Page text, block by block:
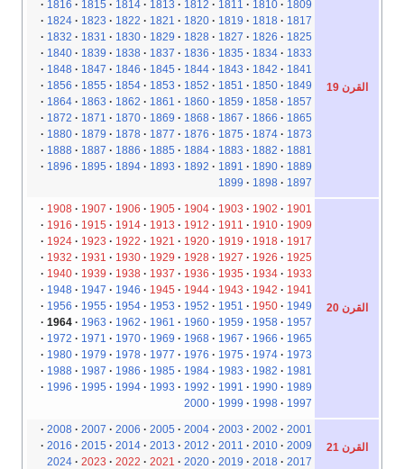
القرن 19
1809
1810
1811
1812
1813
1814
1815
1816
1817
1818
1819
1820
1821
1822
1823
1824
1825
1826
1827
1828
1829
1830
1831
1832
1833
1834
1835
1836
1837
1838
1839
1840
1841
1842
1843
1844
1845
1846
1847
1848
1849
1850
1851
1852
1853
1854
1855
1856
1857
1858
1859
1860
1861
1862
1863
1864
1865
1866
1867
1868
1869
1870
1871
1872
1873
1874
1875
1876
1877
1878
1879
1880
1881
1882
1883
1884
1885
1886
1887
1888
1889
1890
1891
1892
1893
1894
1895
1896
1897
1898
1899
القرن 20
1901
1902
1903
1904
1905
1906
1907
1908
1909
1910
1911
1912
1913
1914
1915
1916
1917
1918
1919
1920
1921
1922
1923
1924
1925
1926
1927
1928
1929
1930
1931
1932
1933
1934
1935
1936
1937
1938
1939
1940
1941
1942
1943
1944
1945
1946
1947
1948
1949
1950
1951
1952
1953
1954
1955
1956
1957
1958
1959
1960
1961
1962
1963
1964
1965
1966
1967
1968
1969
1970
1971
1972
1973
1974
1975
1976
1977
1978
1979
1980
1981
1982
1983
1984
1985
1986
1987
1988
1989
1990
1991
1992
1993
1994
1995
1996
1997
1998
1999
2000
القرن 21
2001
2002
2003
2004
2005
2006
2007
2008
2009
2010
2011
2012
2013
2014
2015
2016
2017
2018
2019
2020
2021
2022
2023
2024